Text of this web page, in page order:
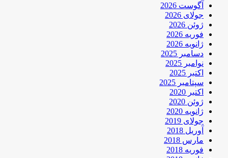
آگوست 2026
جولای 2026
ژوئن 2026
فوریه 2026
ژانویه 2026
دسامبر 2025
نوامبر 2025
اکتبر 2025
سپتامبر 2025
اکتبر 2020
ژوئن 2020
ژانویه 2020
جولای 2019
آوریل 2018
مارس 2018
فوریه 2018